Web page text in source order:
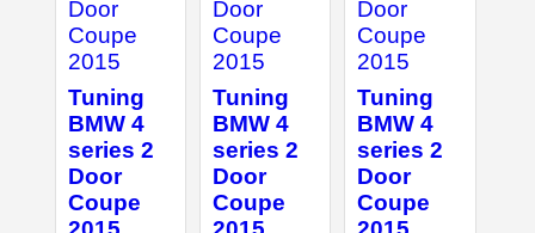
Tuning
BMW 4
series 2
Door
Coupe
Tuning
BMW 4
series 2
Door
Coupe
Tuning
BMW 4
series 2
Door
Coupe